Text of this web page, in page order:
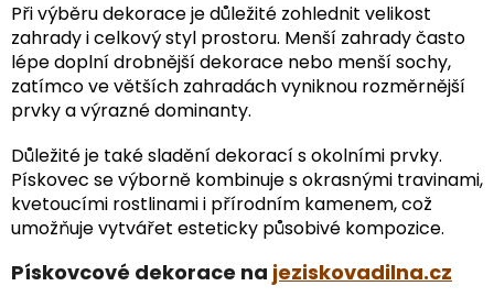
Při výběru dekorace je důležité zohlednit velikost
zahrady i celkový styl prostoru. Menší zahrady často
lépe doplní drobnější dekorace nebo menší sochy,
zatímco ve větších zahradách vyniknou rozměrnější
prvky a výrazné dominanty.
Důležité je také sladění dekorací s okolními prvky.
Pískovec se výborně kombinuje s okrasnými travinami,
kvetoucími rostlinami i přírodním kamenem, což
umožňuje vytvářet esteticky působivé kompozice.
Pískovcové dekorace na jeziskovadilna.cz